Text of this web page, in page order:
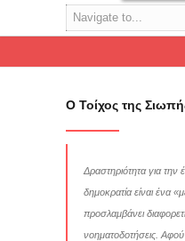
Navigate to...
Ο Τοίχος της
Δραστηριότητα για την
δημοκρατία είναι ένα
προσλαμβάνει
νοηματοδοτήσεις.